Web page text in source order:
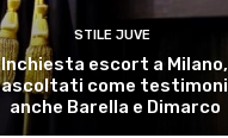
STILE JUVE
Inchiesta escort a Milano,
ascoltati come testimoni
anche Barella e Dimarco